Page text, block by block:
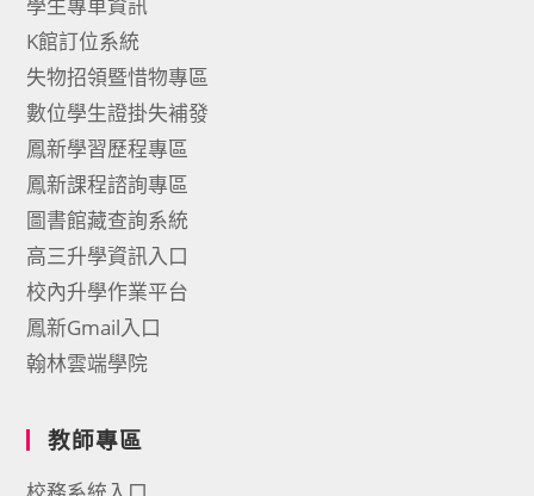
學生專車資訊
K館訂位系統
失物招領暨惜物專區
數位學生證掛失補發
鳳新學習歷程專區
鳳新課程諮詢專區
圖書館藏查詢系統
高三升學資訊入口
校內升學作業平台
鳳新Gmail入口
翰林雲端學院
教師專區